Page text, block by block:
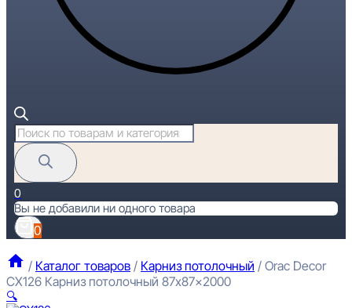
Поиск
товаров
0
Вы не добавили ни одного товара
0
/ Каталог товаров / Карниз потолочный / Orac Decor
CX126 Карниз потолочный 87x87x2000
🔍